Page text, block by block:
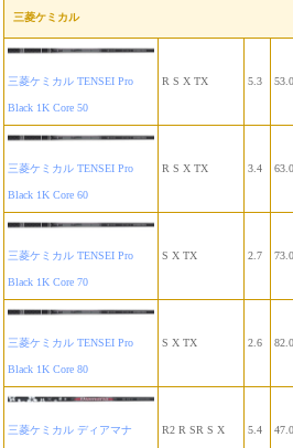
三菱ケミカル
三菱ケミカル TENSEI Pro
Black 1K Core 50
R S X TX 5.3 53.0
三菱ケミカル TENSEI Pro
Black 1K Core 60
R S X TX 3.4 63.0
三菱ケミカル TENSEI Pro
Black 1K Core 70
S X TX 2.7 73.0
三菱ケミカル TENSEI Pro
Black 1K Core 80
S X TX 2.6 82.0
三菱ケミカル ディアマナ R2 R SR S X 5.4 47.0